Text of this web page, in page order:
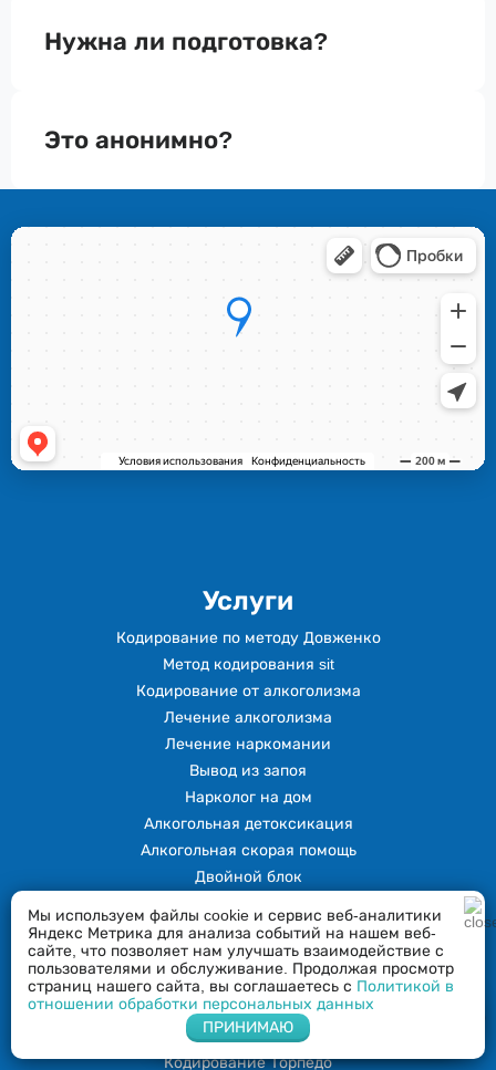
Нужна ли подготовка?
Это анонимно?
Услуги
Кодирование по методу Довженко
Метод кодирования sit
Кодирование от алкоголизма
Лечение алкоголизма
Лечение наркомании
Вывод из запоя
Нарколог на дом
Алкогольная детоксикация
Алкогольная скорая помощь
Двойной блок
Капельница на дому
Капельница от запоя
Капельница от похмелья
Кодирование Эспераль
Кодирование от наркозависимости
Кодирование Торпедо
Мы используем файлы cookie и сервис веб-аналитики
Яндекс Метрика для анализа событий на нашем веб-
сайте, что позволяет нам улучшать взаимодействие с
пользователями и обслуживание. Продолжая просмотр
страниц нашего сайта, вы соглашаетесь с Политикой в
отношении обработки персональных данных
ПРИНИМАЮ
Напишите нам в Whatsapp